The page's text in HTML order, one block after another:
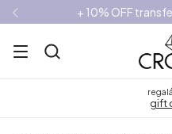
+ 10% OFF
gift